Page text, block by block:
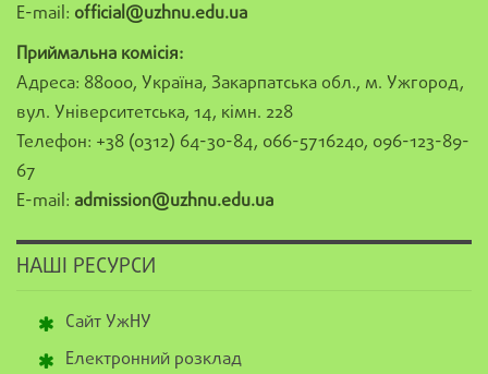
E-mail: official@uzhnu.edu.ua
Приймальна комісія:
Адреса: 88000, Україна, Закарпатська обл., м. Ужгород,
вул. Університетська, 14, кімн. 228
Телефон: +38 (0312) 64-30-84, 066-5716240, 096-123-89-
67
E-mail: admission@uzhnu.edu.ua
НАШІ РЕСУРСИ
Сайт УжНУ
Електронний розклад